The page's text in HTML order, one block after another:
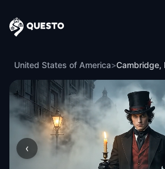
Questo
United States of America>Cambridge,
‹